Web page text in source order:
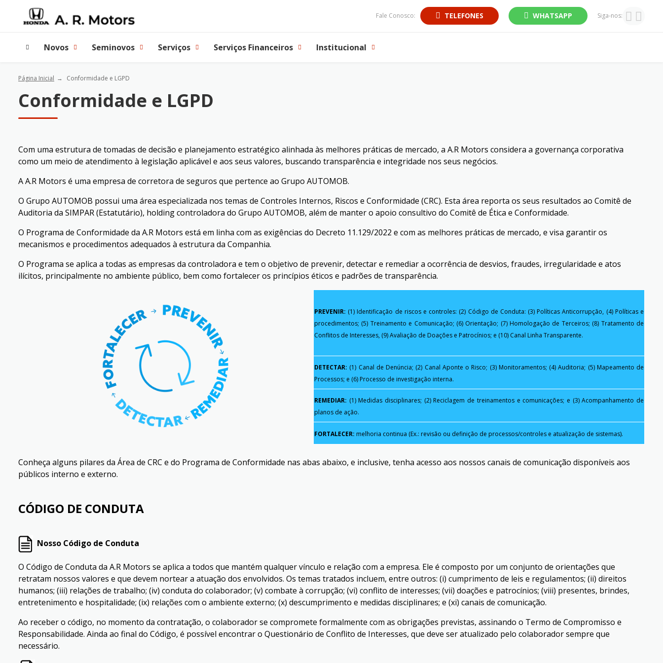
Fale Conosco: TELEFONES WHATSAPP Siga-nos:
Novos Seminovos Serviços Serviços Financeiros Institucional
Página Inicial Conformidade e LGPD
Conformidade e LGPD
Com uma estrutura de tomadas de decisão e planejamento estratégico alinhada às melhores práticas de mercado, a A.R Motors considera a governança corporativa
como um meio de atendimento à legislação aplicável e aos seus valores, buscando transparência e integridade nos seus negócios.
A A.R Motors é uma empresa de corretora de seguros que pertence ao Grupo AUTOMOB.
O Grupo AUTOMOB possui uma área especializada nos temas de Controles Internos, Riscos e Conformidade (CRC). Esta área reporta os seus resultados ao Comitê de
Auditoria da SIMPAR (Estatutário), holding controladora do Grupo AUTOMOB, além de manter o apoio consultivo do Comitê de Ética e Conformidade.
O Programa de Conformidade da A.R Motors está em linha com as exigências do Decreto 11.129/2022 e com as melhores práticas de mercado, e visa garantir os
mecanismos e procedimentos adequados à estrutura da Companhia.
O Programa se aplica a todas as empresas da controladora e tem o objetivo de prevenir, detectar e remediar a ocorrência de desvios, fraudes, irregularidade e atos
ilícitos, principalmente no ambiente público, bem como fortalecer os princípios éticos e padrões de transparência.
PREVENIR: (1) Identificação de riscos e controles: (2) Código de Conduta: (3) Políticas Anticorrupção, (4) Políticas e
procedimentos; (5) Treinamento e Comunicação; (6) Orientação; (7) Homologação de Terceiros; (8) Tratamento de
Conflitos de Interesses, (9) Avaliação de Doações e Patrocínios; e (10) Canal Linha Transparente.
DETECTAR: (1) Canal de Denúncia; (2) Canal Aponte o Risco; (3) Monitoramentos; (4) Auditoria; (5) Mapeamento de
Processos; e (6) Processo de investigação interna.
REMEDIAR: (1) Medidas disciplinares; (2) Reciclagem de treinamentos e comunicações; e (3) Acompanhamento de
planos de ação.
FORTALECER: melhoria continua (Ex.: revisão ou definição de processos/controles e atualização de sistemas).
Conheça alguns pilares da Área de CRC e do Programa de Conformidade nas abas abaixo, e inclusive, tenha acesso aos nossos canais de comunicação disponíveis aos
públicos interno e externo.
CÓDIGO DE CONDUTA
Nosso Código de Conduta
O Código de Conduta da A.R Motors se aplica a todos que mantém qualquer vínculo e relação com a empresa. Ele é composto por um conjunto de orientações que
retratam nossos valores e que devem nortear a atuação dos envolvidos. Os temas tratados incluem, entre outros: (i) cumprimento de leis e regulamentos; (ii) direitos
humanos; (iii) relações de trabalho; (iv) conduta do colaborador; (v) combate à corrupção; (vi) conflito de interesses; (vii) doações e patrocínios; (viii) presentes, brindes,
entretenimento e hospitalidade; (ix) relações com o ambiente externo; (x) descumprimento e medidas disciplinares; e (xi) canais de comunicação.
Ao receber o código, no momento da contratação, o colaborador se compromete formalmente com as obrigações previstas, assinando o Termo de Compromisso e
Responsabilidade. Ainda ao final do Código, é possível encontrar o Questionário de Conflito de Interesses, que deve ser atualizado pelo colaborador sempre que
necessário.